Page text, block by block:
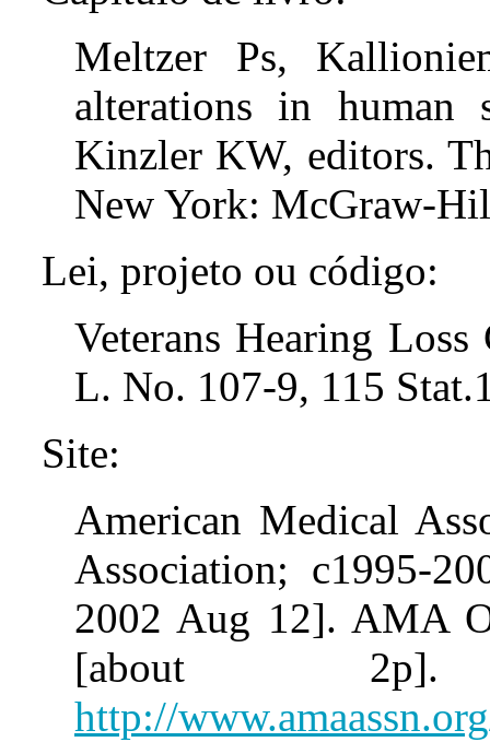
Meltzer Ps,
alterations in human
Kinzler KW, editors.
New York: McGraw-
Lei, projeto ou código:
Veterans Hearing
L. No. 107-9, 115
Site:
American Medical
Association; c1995-
2002 Aug 12]. AMA
[about
http://